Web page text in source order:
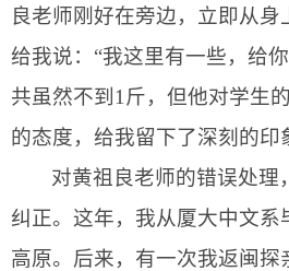
良老师刚好在旁边，立即从身
给我说：“我这里有一些，给
共虽然不到 1 斤，但他对学生
的态度，给我留下了深刻的印
对黄祖良老师的错误处理
纠正。这年，我从厦大中文系
高原。后来，有一次我返闽探